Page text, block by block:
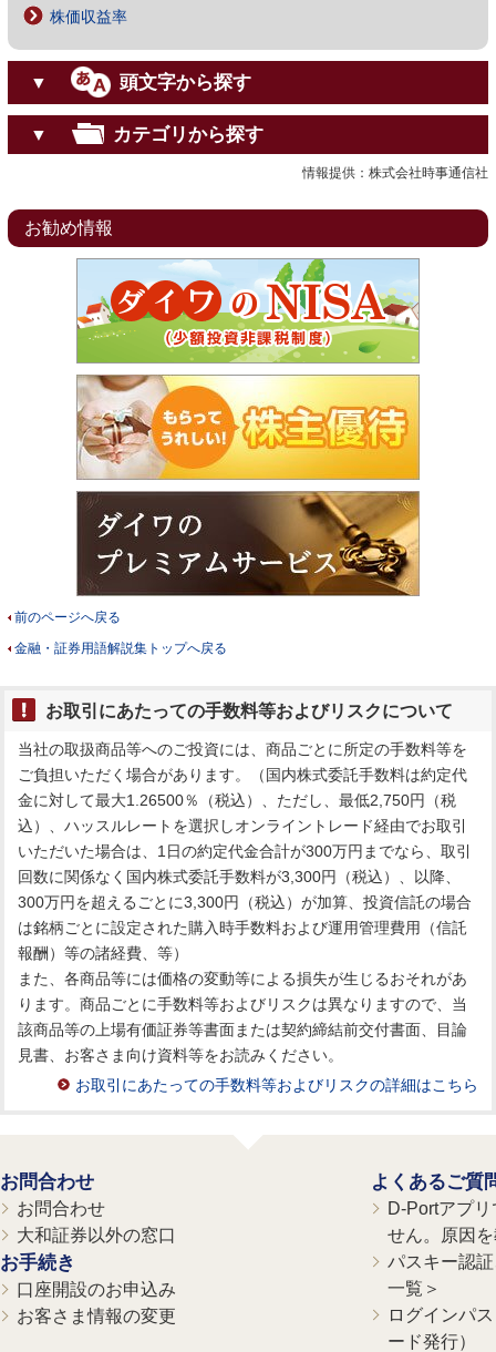
株価収益率
▼ 頭文字から探す
▼ カテゴリから探す
情報提供：株式会社時事通信社
お勧め情報
前のページへ戻る
金融・証券用語解説集トップへ戻る
お取引にあたっての手数料等およびリスクについて
当社の取扱商品等へのご投資には、商品ごとに所定の手数料等を
ご負担いただく場合があります。（国内株式委託手数料は約定代
金に対して最大1.26500％（税込）、ただし、最低2,750円（税
込）、ハッスルレートを選択しオンライントレード経由でお取引
いただいた場合は、1日の約定代金合計が300万円までなら、取引
回数に関係なく国内株式委託手数料が3,300円（税込）、以降、
300万円を超えるごとに3,300円（税込）が加算、投資信託の場合
は銘柄ごとに設定された購入時手数料および運用管理費用（信託
報酬）等の諸経費、等）
また、各商品等には価格の変動等による損失が生じるおそれがあ
ります。商品ごとに手数料等およびリスクは異なりますので、当
該商品等の上場有価証券等書面または契約締結前交付書面、目論
見書、お客さま向け資料等をお読みください。
お取引にあたっての手数料等およびリスクの詳細はこちら
お問合わせ
お問合わせ
大和証券以外の窓口
お手続き
口座開設のお申込み
お客さま情報の変更
よくあるご質
D-Portアプ
せん。原因
パスキー認
一覧＞
ログインパ
ード発行）